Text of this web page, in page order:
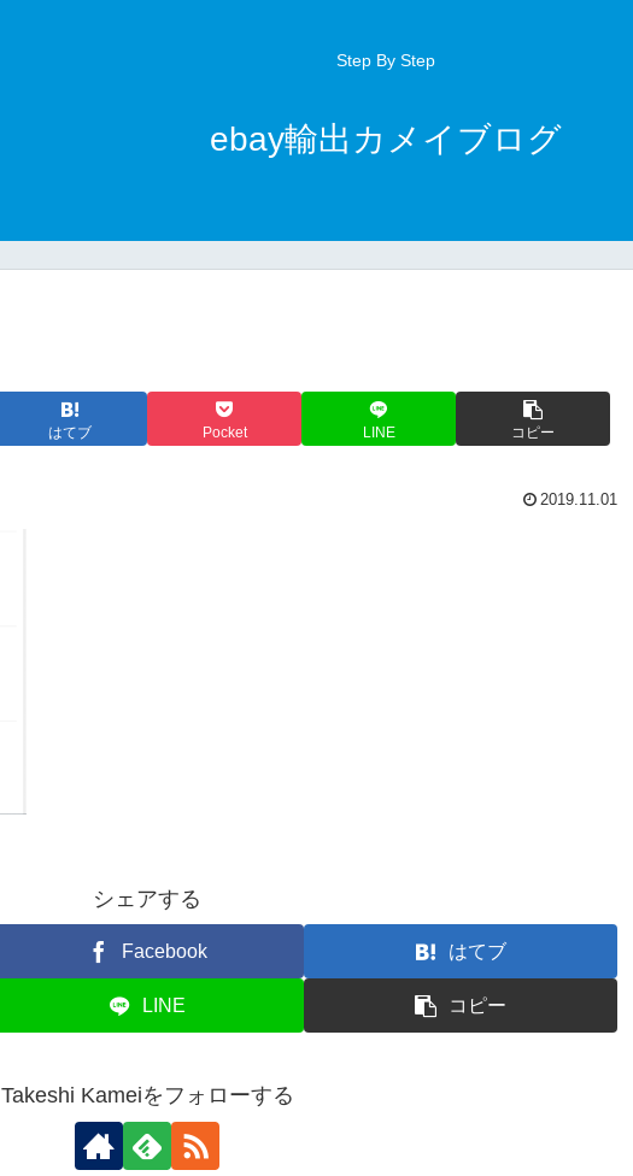
Step By Step
ebay輸出カメイブログ
はてブ Pocket LINE コピー
2019.11.01
シェアする
Facebook はてブ
LINE コピー
Takeshi Kameiをフォローする